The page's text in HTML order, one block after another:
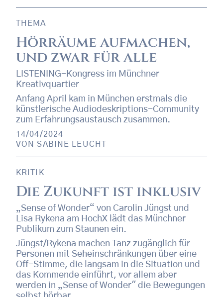
THEMA
Hörräume aufmachen,
und zwar für alle
LISTENING-Kongress im Münchner
Kreativquartier
Anfang April kam in München erstmals die
künstlerische Audiodeskriptions-Community
zum Erfahrungsaustausch zusammen.
14/04/2024
VON SABINE LEUCHT
KRITIK
Die Zukunft ist inklusiv
„Sense of Wonder“ von Carolin Jüngst und
Lisa Rykena am HochX lädt das Münchner
Publikum zum Staunen ein.
Jüngst/Rykena machen Tanz zugänglich für
Personen mit Seheinschränkungen über eine
Off-Stimme, die langsam in die Situation und
das Kommende einführt, vor allem aber
werden in „Sense of Wonder" die Bewegungen